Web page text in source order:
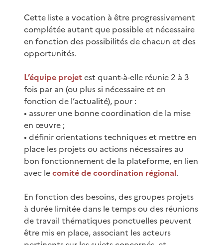
Cette liste a vocation à être progressivement
complétée autant que possible et nécessaire
en fonction des possibilités de chacun et des
opportunités.
L’équipe projetest quant-à-elle réunie 2 à 3
fois par an (ou plus si nécessaire et en
fonction de l’actualité), pour :
• assurer une bonne coordination de la mise
en œuvre ;
• définir orientations techniques et mettre en
place les projets ou actions nécessaires au
bon fonctionnement de la plateforme, en lien
avec lecomité de coordination régional.
En fonction des besoins, des groupes projets
à durée limitée dans le temps ou des réunions
de travail thématiques ponctuelles peuvent
être mis en place, associant les acteurs